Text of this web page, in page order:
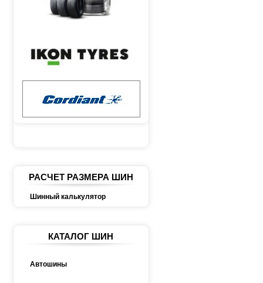
РАСЧЕТ РАЗМЕРА ШИН
Шинный калькулятор
КАТАЛОГ ШИН
Автошины